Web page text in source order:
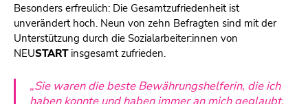
Besonders erfreulich: Die Gesamtzufriedenheit ist
unverändert hoch. Neun von zehn Befragten sind mit der
Unterstützung durch die Sozialarbeiter:innen von
NEUSTARTinsgesamt zufrieden.
„Sie waren die beste Bewährungshelferin, die ich